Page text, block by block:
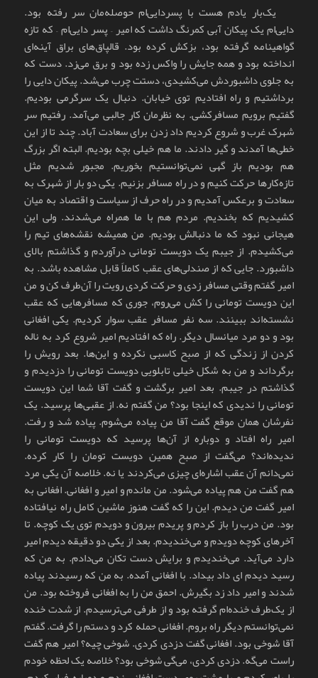
یک‌بار یادم هست با پسردایی‌ام حوصله‌مان سر رفته بود.
دایی‌ام یک پیکان آبی کمرنگ داشت که امیر – پسر دایی‌ام – که تازه
گواهینامه گرفته بود، بزکش کرده بود. قالپاق‌های براق آینه‌ای
انداخته بود و همه جایش را واکس زده بود و برق می‌زد. دست که
به جلوی داشبوردش می‌کشیدی، دستت چرب می‌شد. پیکان دایی را
برداشتیم و راه افتادیم توی خیابان. دنبال یک سرگرمی بودیم.
گفتیم برویم مسافرکشی. به نظرمان کار جالبی می‌آمد. رفتیم سر
شهرک غرب و شروع کردیم داد زدن برای سعادت آباد. چند تا از این
خطی‌ها آمدند و گیر دادند. ما هم خیلی بچه بودیم. البته اگر بزرگ
هم بودیم باز گهی نمی‌توانستیم بخوریم. مجبور شدیم مثل
تازه‌کارها حرکت کنیم و در راه مسافر بزنیم. یکی دو بار از شهرک به
سعادت و برعکس آمدیم و در راه حرف از سیاست و اقتصاد به میان
کشیدیم که بخندیم. مردم هم با ما همراه می‌شدند. ولی این
هیجانی نبود که ما دنبالش بودیم. من همیشه نقشه‌های تیم را
می‌کشیدم. از جیبم یک دویست تومانی درآوردم و گذاشتم بالای
داشبورد. جایی که از صندلی‌های عقب کاملاً قابل مشاهده باشد. به
امیر گفتم وقتی مسافر زدی و حرکت کردی رویت را آن‌طرف کن و من
این دویست تومانی را کش می‌روم، جوری که مسافرهایی که عقب
نشسته‌اند ببینند. سه نفر مسافر عقب سوار کردیم. یکی افغانی
بود و دو مرد میانسال دیگر. راه که افتادیم امیر شروع کرد به ناله
کردن از زندگی که از صبح کاسبی نکرده و این‌ها. بعد رویش را
برگرداند و من به شکل خیلی تابلویی دویست تومانی را دزدیدم و
گذاشتم در جیبم. بعد امیر برگشت و گفت آقا شما این دویست
تومانی را ندیدی که اینجا بود؟ من گفتم نه. از عقبی‌ها پرسید. یک
نفرشان همان موقع گفت آقا من پیاده می‌شوم. پیاده شد و رفت.
امیر راه افتاد و دوباره از آن‌ها پرسید که دویست تومانی را
ندیده‌اند؟ می‌گفت از صبح همین دویست تومان را کار کرده.
نمی‌دانم آن عقب اشاره‌ای چیزی می‌کردند یا نه. خلاصه آن یکی مرد
هم گفت من هم پیاده می‌شود. من ماندم و امیر و افغانی. افغانی به
امیر گفت من دیدم. این را که گفت هنوز ماشین کامل راه نیافتاده
بود. من درب را باز کردم و پریدم بیرون و دویدم توی یک کوچه. تا
آخرهای کوچه دویدم و می‌خندیدم. بعد از یکی دو دقیقه دیدم امیر
دارد می‌آید. می‌خندیدم و برایش دست تکان می‌دادم. به من که
رسید دیدم ای داد بیداد. با افغانی آمده. به من که رسیدند پیاده
شدند و امیر داد زد بگیرش. احمق من را به افغانی فروخته بود. من
از یک‌طرف خنده‌ام گرفته بود و از طرفی می‌ترسیدم. از شدت خنده
نمی‌توانستم دیگر راه بروم. افغانی حمله کرد و دستم را گرفت. گفتم
آقا شوخی بود. افغانی گفت دزدی کردی. شوخی چیه؟ امیر هم گفت
راست می‌گه. دزدی کردی، می‌گی شوخی بود؟ خلاصه یک لحظه خودم